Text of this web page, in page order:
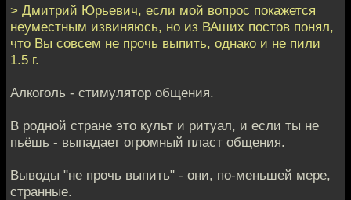
> Дмитрий Юрьевич, если мой вопрос покажется
неуместным извиняюсь, но из ВАших постов понял,
что Вы совсем не прочь выпить, однако и не пили
1.5 г.
Алкоголь - стимулятор общения.
В родной стране это культ и ритуал, и если ты не
пьёшь - выпадает огромный пласт общения.
Выводы "не прочь выпить" - они, по-меньшей мере,
странные.